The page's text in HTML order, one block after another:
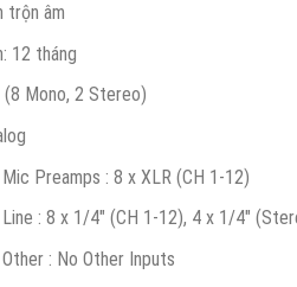
trộn âm
12 tháng
(8 Mono, 2 Stereo)
Preamps : 8 x XLR (CH 1-12)
: 8 x 1/4″ (CH 1-12), 4 x 1/4″
: No Other Inputs